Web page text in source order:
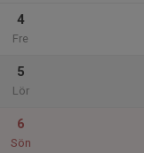
4
Fre
5
Lör
6
Sön